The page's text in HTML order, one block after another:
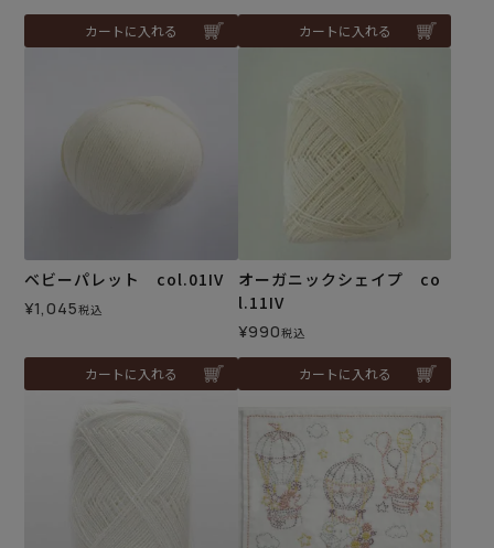
カートに入れる カートに入れる
ベビーパレット col.01IV
¥1,045税込
カートに入れる
オーガニックシェイプ co
l.11IV
¥990税込
カートに入れる